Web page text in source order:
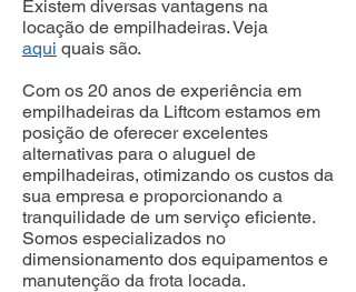
Existem diversas vantagens na
locação de empilhadeiras. Veja
aqui quais são.
Com os 20 anos de experiência em
empilhadeiras da Liftcom estamos em
posição de oferecer excelentes
alternativas para o aluguel de
empilhadeiras, otimizando os custos da
sua empresa e proporcionando a
tranquilidade de um serviço eficiente.
Somos especializados no
dimensionamento dos equipamentos e
manutenção da frota locada.